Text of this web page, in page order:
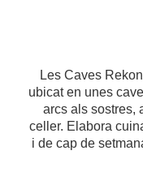
Les Caves
ubicat en unes
arcs als sostres,
celler. Elabora
i de cap de